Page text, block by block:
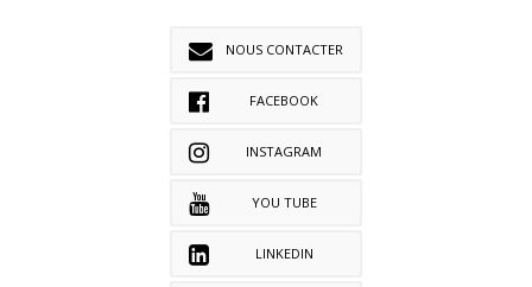
NOUS CONTACTER
FACEBOOK
INSTAGRAM
YOU TUBE
LINKEDIN